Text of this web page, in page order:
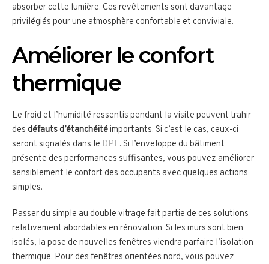
absorber cette lumière. Ces revêtements sont davantage
privilégiés pour une atmosphère confortable et conviviale.
Améliorer le confort
thermique
Le froid et l’humidité ressentis pendant la visite peuvent trahir
des défauts d’étanchéitéimportants. Si c’est le cas, ceux-ci
seront signalés dans le DPE. Si l’enveloppe du bâtiment
présente des performances suffisantes, vous pouvez améliorer
sensiblement le confort des occupants avec quelques actions
simples.
Passer du simple au double vitrage fait partie de ces solutions
relativement abordables en rénovation. Si les murs sont bien
isolés, la pose de nouvelles fenêtres viendra parfaire l’isolation
thermique. Pour des fenêtres orientées nord, vous pouvez